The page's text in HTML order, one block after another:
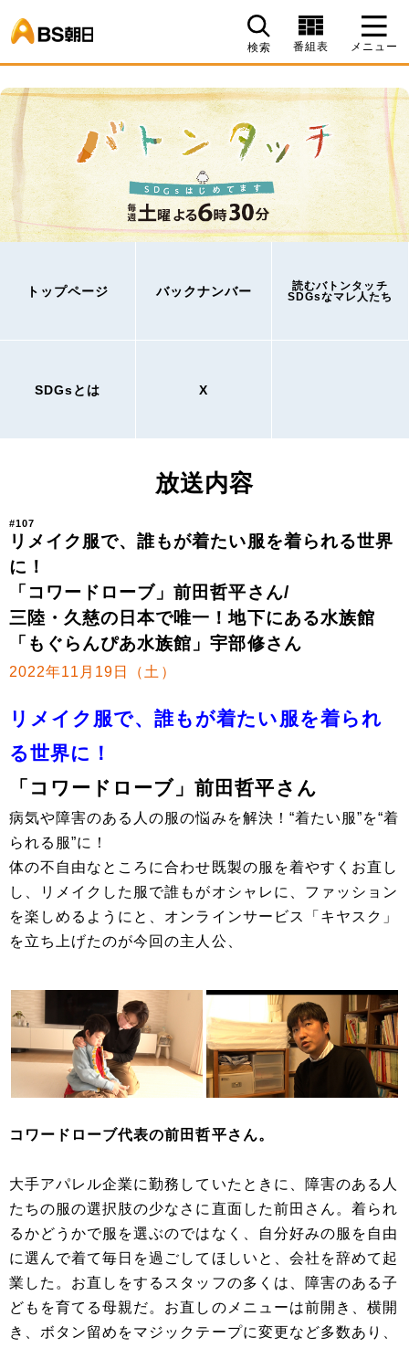
検索 番組表 メニュー
トップページ バックナンバー
読むバトンタッチ
SDGsなマレ人たち
SDGsとは X
放送内容
#107
リメイク服で、誰もが着たい服を着られる世界
に！
「コワードローブ」前田哲平さん/
三陸・久慈の日本で唯一！地下にある水族館
「もぐらんぴあ水族館」宇部修さん
2022年11月19日（土）
リメイク服で、誰もが着たい服を着られ
る世界に！
「コワードローブ」前田哲平さん
病気や障害のある人の服の悩みを解決！“着たい服”を“着
られる服”に！
体の不自由なところに合わせ既製の服を着やすくお直し
し、リメイクした服で誰もがオシャレに、ファッション
を楽しめるようにと、オンラインサービス「キヤスク」
を立ち上げたのが今回の主人公、
コワードローブ代表の前田哲平さん。
大手アパレル企業に勤務していたときに、障害のある人
たちの服の選択肢の少なさに直面した前田さん。着られ
るかどうかで服を選ぶのではなく、自分好みの服を自由
に選んで着て毎日を過ごしてほしいと、会社を辞めて起
業した。お直しをするスタッフの多くは、障害のある子
どもを育てる母親だ。お直しのメニューは前開き、横開
き、ボタン留めをマジックテープに変更など多数あり、